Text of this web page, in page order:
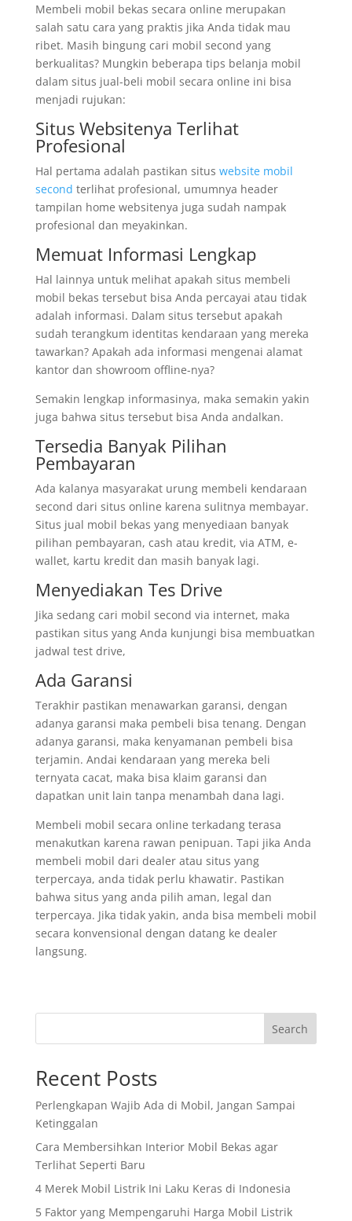
Membeli mobil bekas secara online merupakan
salah satu cara yang praktis jika Anda tidak mau
ribet. Masih bingung cari mobil second yang
berkualitas? Mungkin beberapa tips belanja mobil
dalam situs jual-beli mobil secara online ini bisa
menjadi rujukan:
Situs Websitenya Terlihat
Profesional
Hal pertama adalah pastikan situs website mobil
second terlihat profesional, umumnya header
tampilan home websitenya juga sudah nampak
profesional dan meyakinkan.
Memuat Informasi Lengkap
Hal lainnya untuk melihat apakah situs membeli
mobil bekas tersebut bisa Anda percayai atau tidak
adalah informasi. Dalam situs tersebut apakah
sudah terangkum identitas kendaraan yang mereka
tawarkan? Apakah ada informasi mengenai alamat
kantor dan showroom offline-nya?
Semakin lengkap informasinya, maka semakin yakin
juga bahwa situs tersebut bisa Anda andalkan.
Tersedia Banyak Pilihan
Pembayaran
Ada kalanya masyarakat urung membeli kendaraan
second dari situs online karena sulitnya membayar.
Situs jual mobil bekas yang menyediaan banyak
pilihan pembayaran, cash atau kredit, via ATM, e-
wallet, kartu kredit dan masih banyak lagi.
Menyediakan Tes Drive
Jika sedang cari mobil second via internet, maka
pastikan situs yang Anda kunjungi bisa membuatkan
jadwal test drive,
Ada Garansi
Terakhir pastikan menawarkan garansi, dengan
adanya garansi maka pembeli bisa tenang. Dengan
adanya garansi, maka kenyamanan pembeli bisa
terjamin. Andai kendaraan yang mereka beli
ternyata cacat, maka bisa klaim garansi dan
dapatkan unit lain tanpa menambah dana lagi.
Membeli mobil secara online terkadang terasa
menakutkan karena rawan penipuan. Tapi jika Anda
membeli mobil dari dealer atau situs yang
terpercaya, anda tidak perlu khawatir. Pastikan
bahwa situs yang anda pilih aman, legal dan
terpercaya. Jika tidak yakin, anda bisa membeli mobil
secara konvensional dengan datang ke dealer
langsung.
Search
Recent Posts
Perlengkapan Wajib Ada di Mobil, Jangan Sampai
Ketinggalan
Cara Membersihkan Interior Mobil Bekas agar
Terlihat Seperti Baru
4 Merek Mobil Listrik Ini Laku Keras di Indonesia
5 Faktor yang Mempengaruhi Harga Mobil Listrik